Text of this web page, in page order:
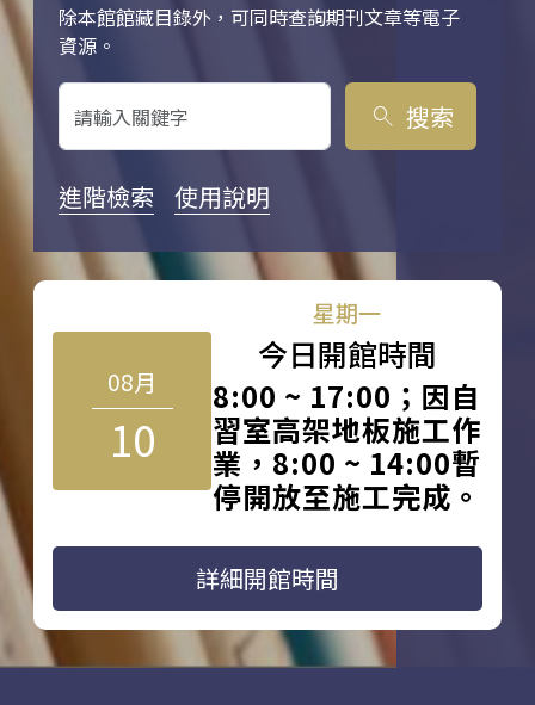
除本館館藏目錄外，可同時查詢期刊文章等電子
資源。
關鍵字搜尋
search 搜索
進階檢索 使用說明
08月
10
星期一
今日開館時間
8:00 ~ 17:00；因自
習室高架地板施工作
業，8:00 ~ 14:00暫
停開放至施工完成。
詳細開館時間